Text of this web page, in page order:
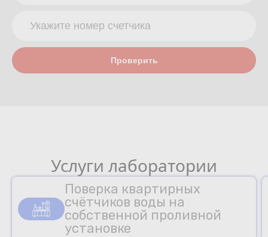
Проверить
Услуги лаборатории
Поверка квартирных
счётчиков воды на
собственной проливной
установке